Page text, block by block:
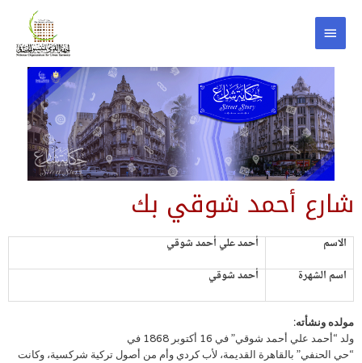
شارع أحمد شوقي بك
الاسم
أحمد علي أحمد شوقي
اسم الشهرة
أحمد شوقي
مولده ونشأته:
ولد “أحمد علي أحمد شوقي” في 16 أكتوبر 1868 في
“حي الحنفي” بالقاهرة القديمة، لأب کردي وأم من أصول ترکية شرکسية، وكانت